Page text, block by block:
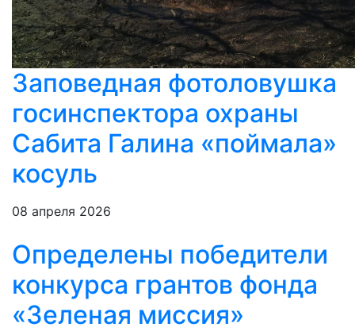
Заповедная фотоловушка
госинспектора охраны
Сабита Галина «поймала»
косуль
08 апреля 2026
Определены победители
конкурса грантов фонда
«Зеленая миссия»